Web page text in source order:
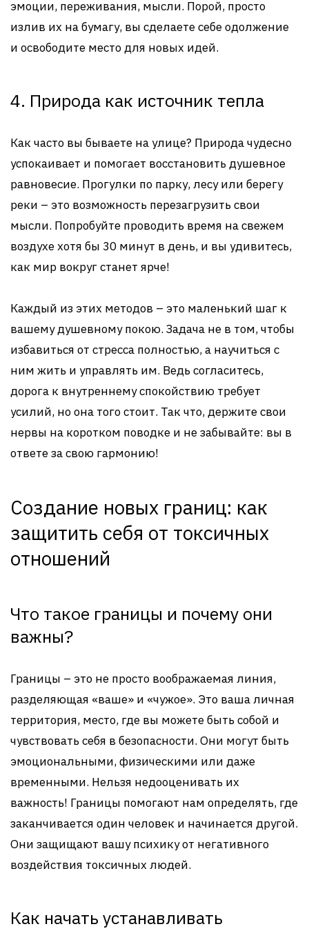
эмоции, переживания, мысли. Порой, просто
излив их на бумагу, вы сделаете себе одолжение
и освободите место для новых идей.
4. Природа как источник тепла
Как часто вы бываете на улице? Природа чудесно
успокаивает и помогает восстановить душевное
равновесие. Прогулки по парку, лесу или берегу
реки – это возможность перезагрузить свои
мысли. Попробуйте проводить время на свежем
воздухе хотя бы 30 минут в день, и вы удивитесь,
как мир вокруг станет ярче!
Каждый из этих методов – это маленький шаг к
вашему душевному покою. Задача не в том, чтобы
избавиться от стресса полностью, а научиться с
ним жить и управлять им. Ведь согласитесь,
дорога к внутреннему спокойствию требует
усилий, но она того стоит. Так что, держите свои
нервы на коротком поводке и не забывайте: вы в
ответе за свою гармонию!
Создание новых границ: как
защитить себя от токсичных
отношений
Что такое границы и почему они
важны?
Границы – это не просто воображаемая линия,
разделяющая «ваше» и «чужое». Это ваша личная
территория, место, где вы можете быть собой и
чувствовать себя в безопасности. Они могут быть
эмоциональными, физическими или даже
временными. Нельзя недооценивать их
важность! Границы помогают нам определять, где
заканчивается один человек и начинается другой.
Они защищают вашу психику от негативного
воздействия токсичных людей.
Как начать устанавливать